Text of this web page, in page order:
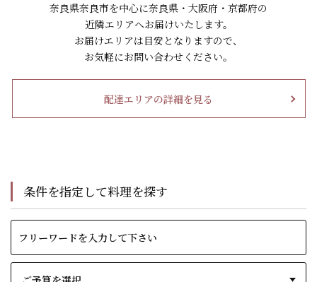
奈良県奈良市を中心に奈良県・大阪府・京都府の
近隣エリアへお届けいたします。
お届けエリアは目安となりますので、
お気軽にお問い合わせください。
配達エリアの詳細を見る
条件を指定して料理を探す